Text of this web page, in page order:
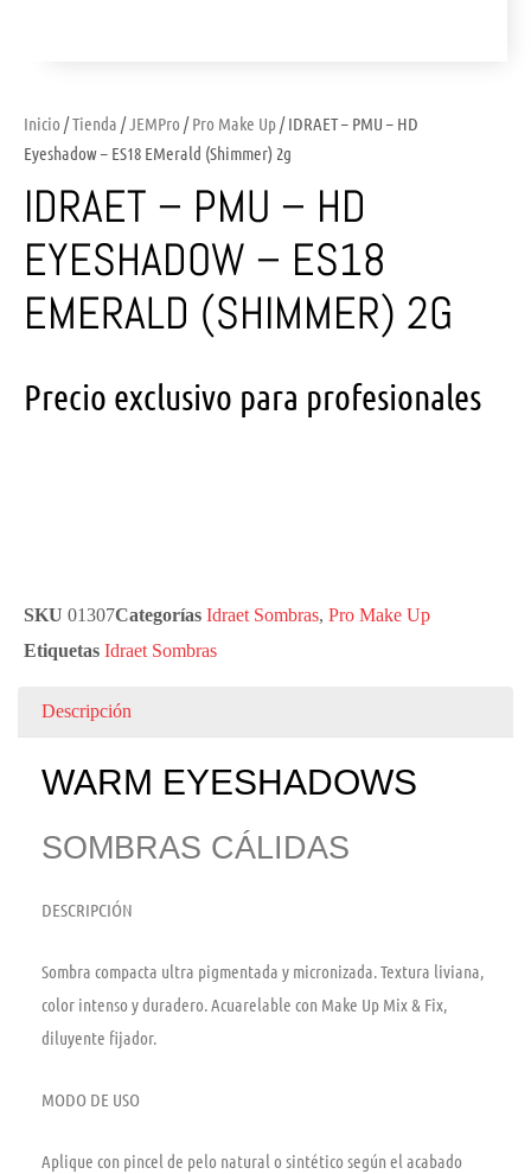
Inicio /Tienda /JEMPro /Pro Make Up/ IDRAET – PMU – HD
Eyeshadow – ES18 EMerald (Shimmer) 2g
IDRAET – PMU – HD
EYESHADOW – ES18
EMERALD (SHIMMER) 2G
Precio exclusivo para profesionales
SKU 01307Categorías Idraet Sombras, Pro Make Up
Etiquetas Idraet Sombras
Descripción
WARM EYESHADOWS
SOMBRAS CÁLIDAS
DESCRIPCIÓN
Sombra compacta ultra pigmentada y micronizada. Textura liviana,
color intenso y duradero. Acuarelable con Make Up Mix & Fix,
diluyente fijador.
MODO DE USO
Aplique con pincel de pelo natural o sintético según el acabado